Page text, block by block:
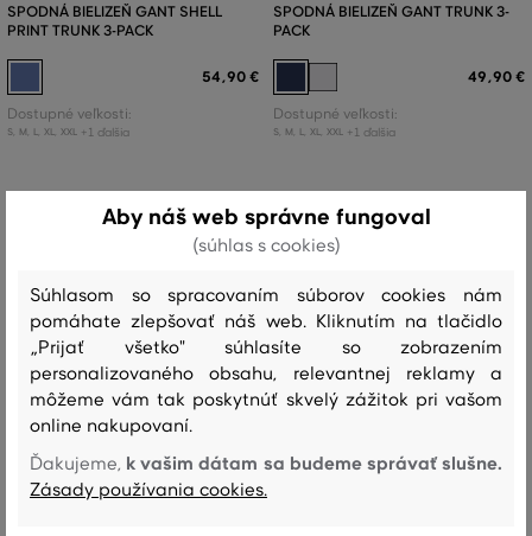
SPODNÁ BIELIZEŇ GANT SHELL
PRINT TRUNK 3-PACK
54,90 €
Dostupné veľkosti:
S, M L, XL, XXL +1 ďalšia
SPODNÁ BIELIZEŇ GANT TRUNK 3-
PACK
49,90 €
Dostupné veľkosti:
S, M L, XL, XXL +1 ďalšia
Aby náš web správne fungoval
(súhlas s cookies)
Súhlasom so spracovaním súborov cookies nám
pomáhate zlepšovať náš web. Kliknutím na tlačidlo
„Prijať všetko" súhlasíte so zobrazením
personalizovaného obsahu, relevantnej reklamy a
môžeme vám tak poskytnúť skvelý zážitok pri vašom
online nakupovaní.
Ďakujeme, k vašim dátam sa budeme správať slušne.
Zásady používania cookies.